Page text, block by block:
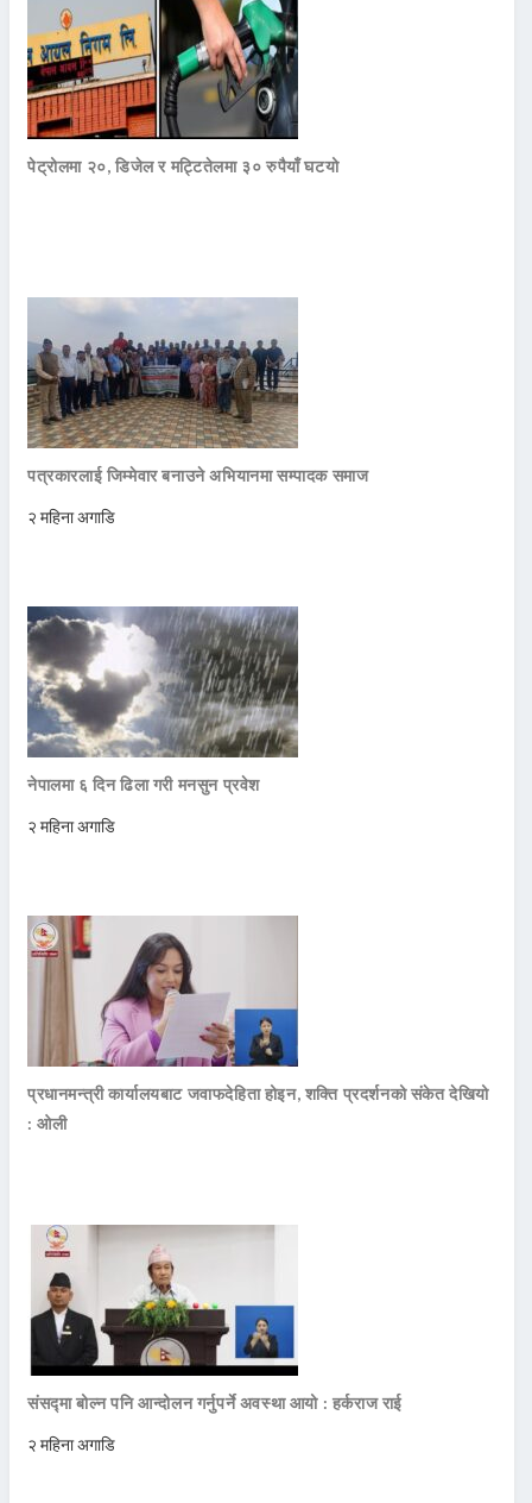
पेट्रोलमा २०, डिजेल र मट्टितेलमा ३० रुपैयाँ घटयो
पत्रकारलाई जिम्मेवार बनाउने अभियानमा सम्पादक समाज
२ महिना अगाडि
नेपालमा ६ दिन ढिला गरी मनसुन प्रवेश
२ महिना अगाडि
प्रधानमन्त्री कार्यालयबाट जवाफदेहिता होइन, शक्ति प्रदर्शनको संकेत देखियो
: ओली
संसद्मा बोल्न पनि आन्दोलन गर्नुपर्ने अवस्था आयो : हर्कराज राई
२ महिना अगाडि